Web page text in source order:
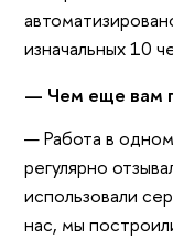
изначальных 10
— Чем еще вам
— Работа в
регулярно
использовали
нас, мы